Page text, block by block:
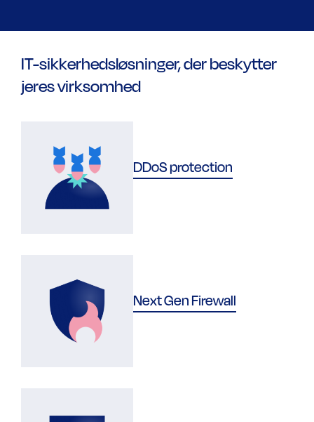
IT-sikkerhedsløsninger, der beskytter
jeres virksomhed
DDoS protection
Next Gen Firewall